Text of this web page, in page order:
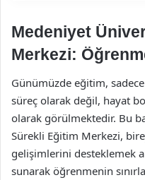
Medeniyet
Merkezi:
Günümüzde eğitim,
süreç olarak değil, hayat
olarak görülmektedir. Bu
Sürekli Eğitim Merkezi,
gelişimlerini desteklemek
sunarak öğrenmenin